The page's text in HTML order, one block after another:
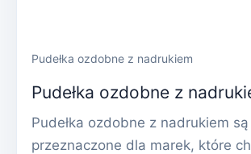
Pudełka ozdobne z nadrukiem
Pudełka ozdobne z
Pudełka ozdobne z nadrukiem są
przeznaczone dla marek, które